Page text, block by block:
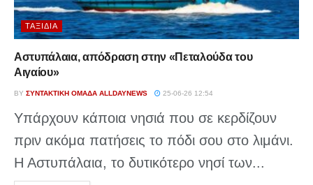
ΤΑΞΊΔΙΑ
Αστυπάλαια, απόδραση στην «Πεταλούδα του
Αιγαίου»
BY ΣΥΝΤΑΚΤΙΚΉ ΟΜΆΔΑ ALLDAYNEWS 25-06-26 12:54
Υπάρχουν κάποια νησιά που σε κερδίζουν
πριν ακόμα πατήσεις το πόδι σου στο λιμάνι.
Η Αστυπάλαια, το δυτικότερο νησί των...